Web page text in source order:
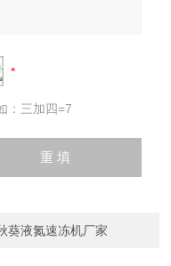
：三加四=7
葵液氮速冻机厂家